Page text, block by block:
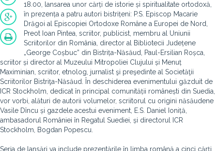
18.00, lansarea unor cărți de istorie și spiritualitate ortodoxă,
în prezența a patru autori bistrițeni: P.S. Episcop Macarie
Drăgoi al Episcopiei Ortodoxe Române a Europei de Nord,
Preot Ioan Pintea, scriitor, publicist, membru al Uniunii
Scriitorilor din România, director al Bibliotecii Județene
„George Coșbuc” din Bistrița-Năsăud, Paul-Ersilian Roșca,
scriitor și director al Muzeului Mitropoliei Clujului și Menuț
Maximinian, scriitor, etnolog, jurnalist şi preşedinte al Societăţii
Scriitorilor Bistriţa-Năsăud. În deschiderea evenimentului găzduit de
ICR Stockholm, dedicat în principal comunității românești din Suedia,
vor vorbi, alături de autorii volumelor, scriitorul cu origini năsăudene
Vasile Dîncu și gazdele acestui eveniment, E.S. Daniel Ioniță,
ambasadorul României în Regatul Suediei, și directorul ICR
Stockholm, Bogdan Popescu.
Seria de lansări va include prezentările în limba română a cinci cărți